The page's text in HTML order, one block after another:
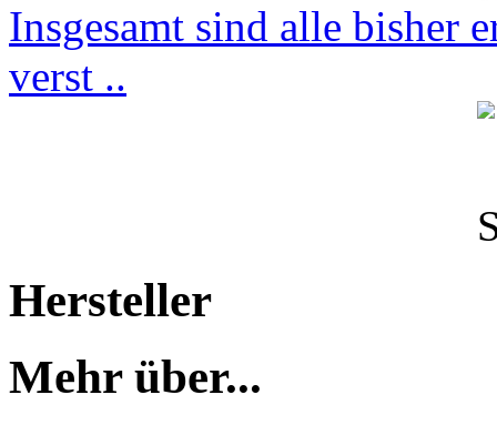
Insgesamt sind alle bisher
verst ..
Hersteller
Mehr über...